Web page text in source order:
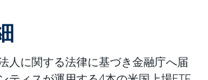
人に関する法律に基づき金融庁へ届